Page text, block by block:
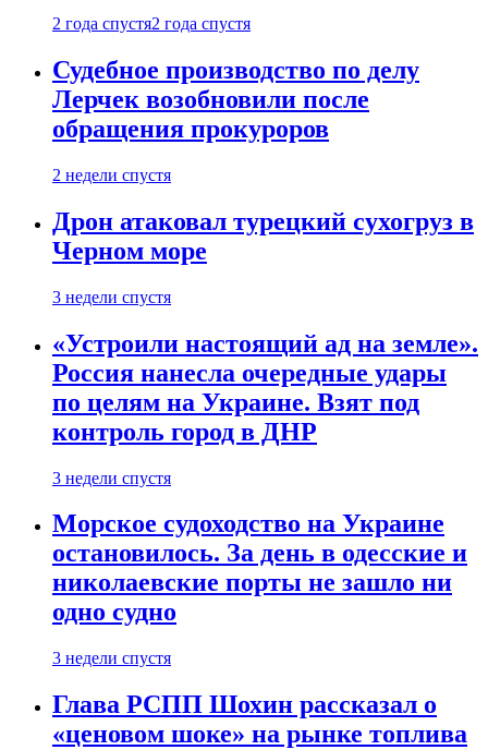
2 года спустя2 года спустя
Судебное производство по делу
Лерчек возобновили после
обращения прокуроров
2 недели спустя
Дрон атаковал турецкий сухогруз в
Черном море
3 недели спустя
«Устроили настоящий ад на земле».
Россия нанесла очередные удары
по целям на Украине. Взят под
контроль город в ДНР
3 недели спустя
Морское судоходство на Украине
остановилось. За день в одесские и
николаевские порты не зашло ни
одно судно
3 недели спустя
Глава РСПП Шохин рассказал о
«ценовом шоке» на рынке топлива